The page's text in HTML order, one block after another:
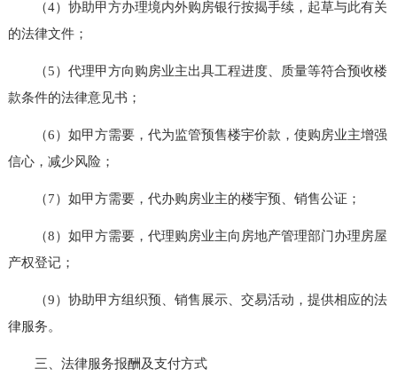
（4）协助甲方办理境内外购房银行按揭手续，起草与此有关
的法律文件；
（5）代理甲方向购房业主出具工程进度、质量等符合预收楼
款条件的法律意见书；
（6）如甲方需要，代为监管预售楼宇价款，使购房业主增强
信心，减少风险；
（7）如甲方需要，代办购房业主的楼宇预、销售公证；
（8）如甲方需要，代理购房业主向房地产管理部门办理房屋
产权登记；
（9）协助甲方组织预、销售展示、交易活动，提供相应的法
律服务。
三、法律服务报酬及支付方式